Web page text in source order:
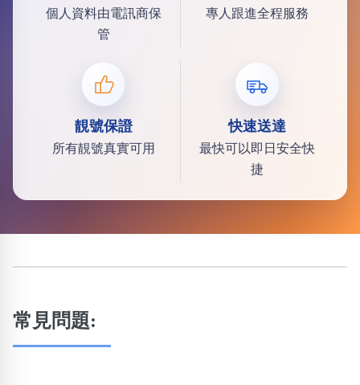
個人資料由電訊商保
管
專人跟進全程服務
靚號保證
所有靚號真實可用
快速送達
最快可以即日安全快
捷
常見問題: